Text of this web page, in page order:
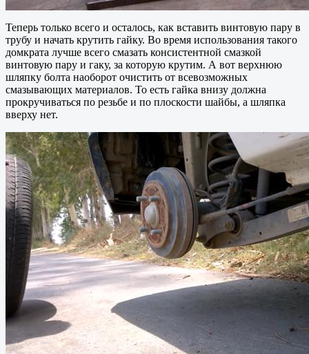
Теперь только всего и осталось, как вставить винтовую пару в
трубу и начать крутить гайку. Во время использования такого
домкрата лучше всего смазать консистентной смазкой
винтовую пару и гаку, за которую крутим. А вот верхнюю
шляпку болта наоборот очистить от всевозможных
смазывающих материалов. То есть гайка внизу должна
прокручиваться по резьбе и по плоскости шайбы, а шляпка
вверху нет.